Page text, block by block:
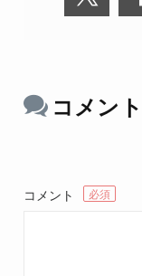
コメン
コメント